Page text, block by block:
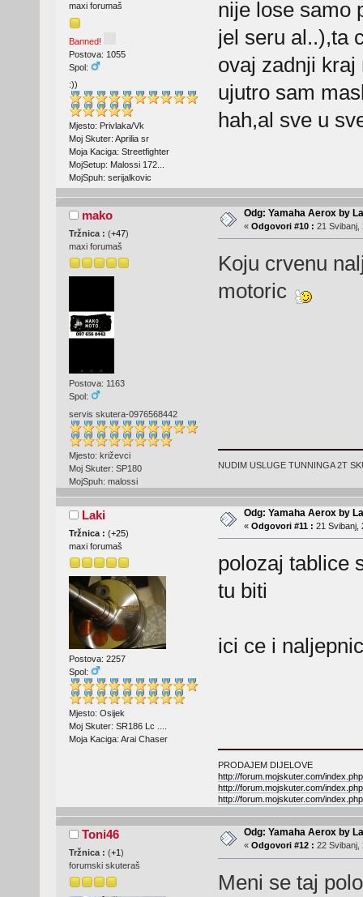
maxi forumaš
Banned!
Postova: 1055
Spol:
:))
Mjesto: Privlaka/Vk
Moj Skuter: Aprilia sr
Moja Kaciga: Streetfighter
MojSetup: Malossi 172...
MojSpuh: serijalkovic
nije lose samo
jel seru al..),ta
ovaj zadnji kraj
ujutro sam
hah,al sve u
mako
Tržnica : (+47)
maxi forumaš
Postova: 1163
Spol:
servis skutera-0976568442
Mjesto: križevci
Moj Skuter: SP180
MojSpuh: malossi
Odg: Yamaha Aerox by
« Odgovori #10 : 21 Svibanj,
Koju crvenu
motoric
NUDIM USLUGE TUNNINGA 2T
Laki
Tržnica : (+25)
maxi forumaš
Postova: 2257
Spol:
Mjesto: Osijek
Moj Skuter: SR186 Lc ....
Moja Kaciga: Arai Chaser
Odg: Yamaha Aerox by
« Odgovori #11 : 21 Svibanj,
polozaj tablice
tu biti
ici ce i
PRODAJEM DIJELOVE
http://forum.mojskuter.com/
http://forum.mojskuter.com/
http://forum.mojskuter.com/
Toni46
Tržnica : (+1)
forumski skuteraš
Odg: Yamaha Aerox by
« Odgovori #12 : 22 Svibanj,
Meni se taj